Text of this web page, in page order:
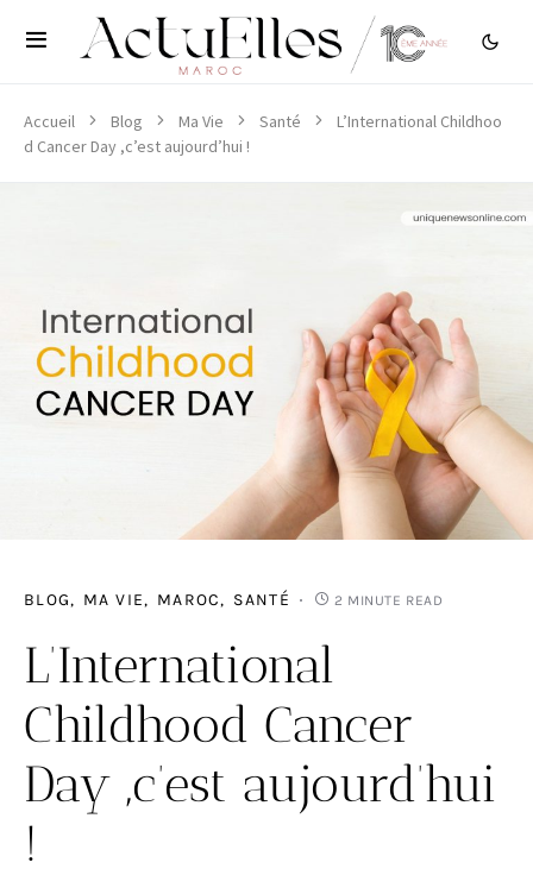
Accueil Blog Ma Vie Santé
L’International Childhoo
d Cancer Day ,c’est aujourd’hui !
BLOG MA VIE MAROC SANTÉ 2 MINUTE READ
L’International
Childhood Cancer
Day ,c’est aujourd’hui
!